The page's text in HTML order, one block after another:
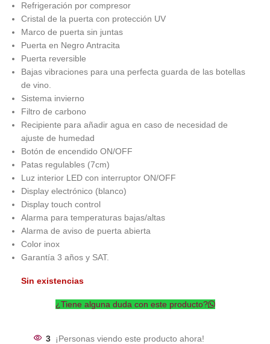
Refrigeración por compresor
Cristal de la puerta con protección UV
Marco de puerta sin juntas
Puerta en Negro Antracita
Puerta reversible
Bajas vibraciones para una perfecta guarda de las botellas
de vino.
Sistema invierno
Filtro de carbono
Recipiente para añadir agua en caso de necesidad de
ajuste de humedad
Botón de encendido ON/OFF
Patas regulables (7cm)
Luz interior LED con interruptor ON/OFF
Display electrónico (blanco)
Display touch control
Alarma para temperaturas bajas/altas
Alarma de aviso de puerta abierta
Color inox
Garantía 3 años y SAT.
Sin existencias
¿Tiene alguna duda con este producto?
3 ¡Personas viendo este producto ahora!